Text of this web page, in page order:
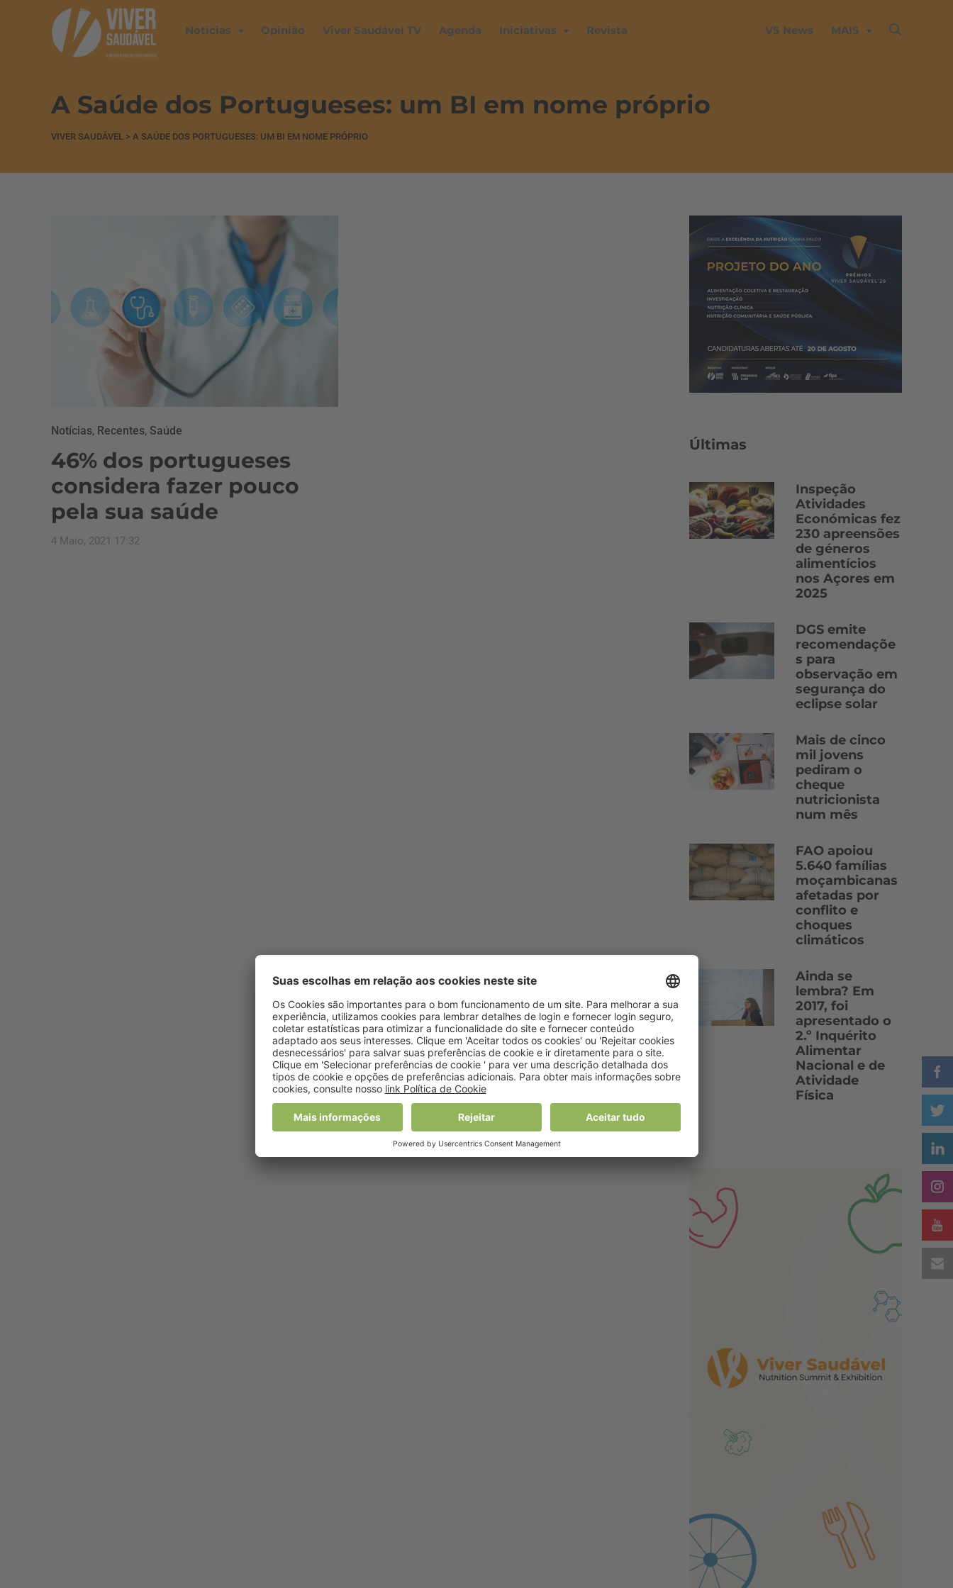
Notícias Opinião Viver Saudável TV Agenda Iniciativas Revista VS News MAIS
A Saúde dos Portugueses: um BI em nome próprio
VIVER SAUDÁVEL > A SAÚDE DOS PORTUGUESES: UM BI EM NOME PRÓPRIO
Notícias, Recentes, Saúde
46% dos portugueses
considera fazer pouco
pela sua saúde
4 Maio, 2021 17:32
Últimas
Inspeção
Atividades
Económicas fez
230 apreensões
de géneros
alimentícios
nos Açores em
2025
DGS emite
recomendaçõe
s para
observação em
segurança do
eclipse solar
Mais de cinco
mil jovens
pediram o
cheque
nutricionista
num mês
FAO apoiou
5.640 famílias
moçambicanas
afetadas por
conflito e
choques
climáticos
Ainda se
lembra? Em
2017, foi
apresentado o
2.º Inquérito
Alimentar
Nacional e de
Atividade
Física